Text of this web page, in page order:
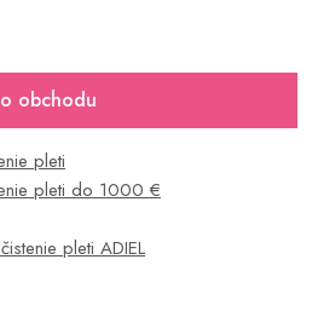
obchodu
pleti
pleti do 1000 €
pleti ADIEL